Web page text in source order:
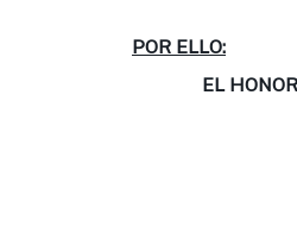
POR ELLO:
EL